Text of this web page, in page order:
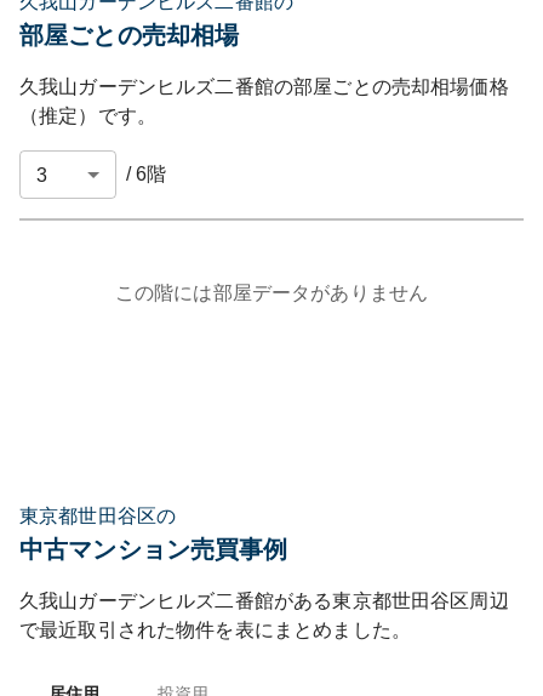
部屋ごとの売却相場
久我山ガーデンヒルズ二番館の部屋ごとの売却相場価格
（推定）です。
/6階
この階には部屋データがありません
東京都世田谷区の
中古マンション売買事例
久我山ガーデンヒルズ二番館がある東京都世田谷区周辺
で最近取引された物件を表にまとめました。